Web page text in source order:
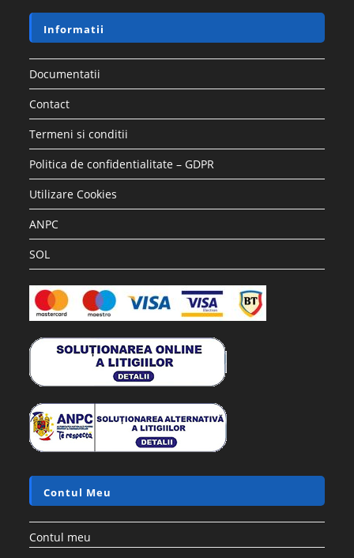
Informatii
Documentatii
Contact
Termeni si conditii
Politica de confidentialitate – GDPR
Utilizare Cookies
ANPC
SOL
Contul Meu
Contul meu